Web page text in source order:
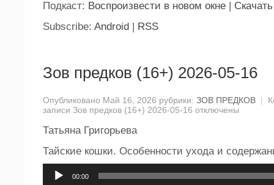
Подкаст: Воспроизвести в новом окне | Скачать
Subscribe: Android | RSS
Зов предков (16+) 2026-05-16
Опубликовано Май 16, 2026 рубрики: ЗОВ ПРЕДКОВ |
записи Зов предков (16+) 2026-05-16 отключены
Татьяна Григорьева
Тайские кошки. Особенности ухода и
00:00